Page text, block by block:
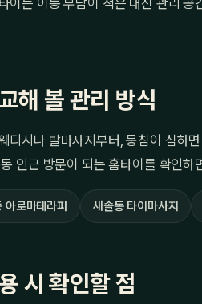
이는 이동 부담이 적은 대신 관리 공
해 볼 관리 방식
디시나 발마사지부터, 뭉침이 심하
인근 방문이 되는 홈타이를 확인하
아로마테라피 새솔동 타이마사지
시 확인할 점